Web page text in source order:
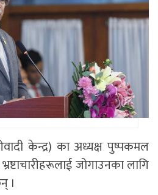
केन्द्र) का अध्यक्ष पुष्पकमल
जोगाउनका लागि
।